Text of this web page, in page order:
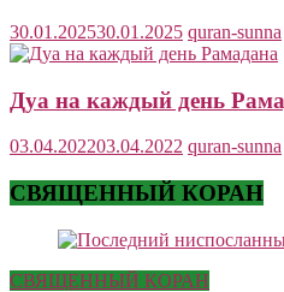
30.01.202530.01.2025 quran-sunna
Дуа на каждый день
03.04.202203.04.2022 quran-sunna
СВЯЩЕННЫЙ КОРАН
СВЯЩЕННЫЙ КОРАН